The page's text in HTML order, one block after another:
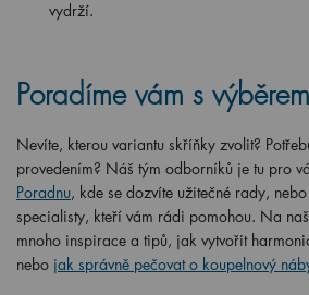
vydrží.
Poradíme vám s výběrem
Nevíte, kterou variantu skříňky zvolit?
provedením? Náš tým odborníků je tu pro
Poradnu, kde se dozvíte užitečné rady,
specialisty, kteří vám rádi pomohou. Na
mnoho inspirace a tipů, jak vytvořit
nebo jak správně pečovat o koupelnový